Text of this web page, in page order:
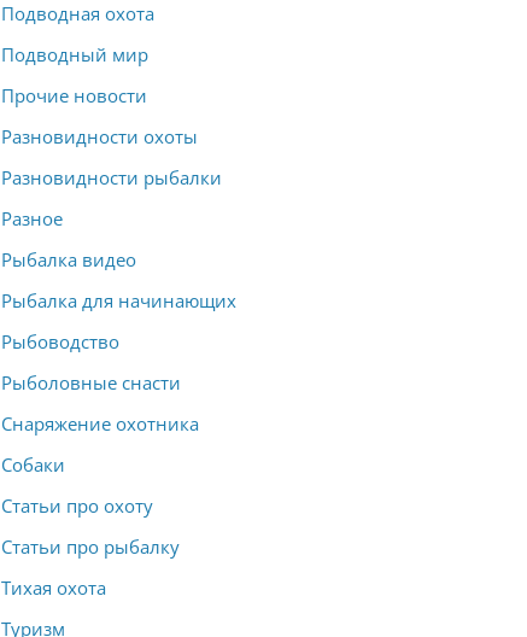
Подводная охота
Подводный мир
Прочие новости
Разновидности охоты
Разновидности рыбалки
Разное
Рыбалка видео
Рыбалка для начинающих
Рыбоводство
Рыболовные снасти
Снаряжение охотника
Собаки
Статьи про охоту
Статьи про рыбалку
Тихая охота
Туризм